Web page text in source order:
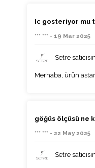
Ic gosteriyor mu
*** *** - 19 Mar 2025
Setre
Merhaba, ürün
göğüs ölçüsü ne
*** *** - 22 May 2025
Setre